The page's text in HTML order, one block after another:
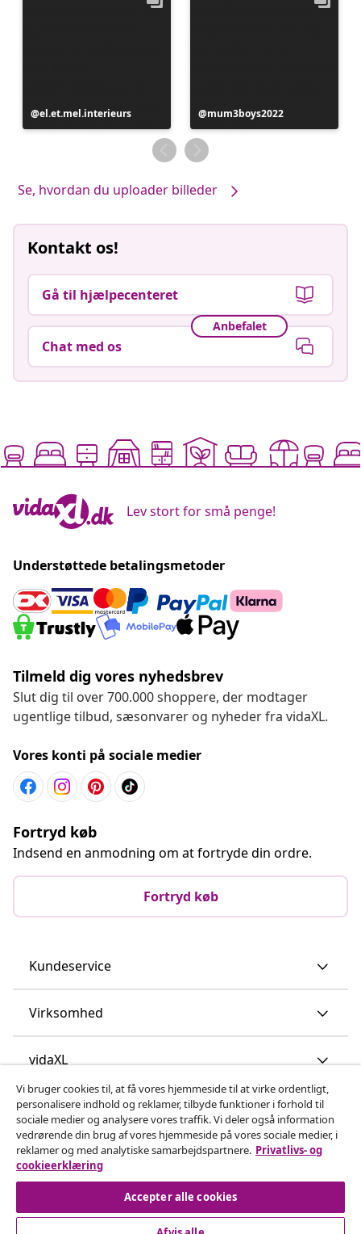
Opslag
offentliggjort
el.et.mel.interieurs
Opslag
offentliggjort
af
mum3boys2022
Se, hvordan du uploader billeder
Kontakt os!
Gå til hjælpecenteret
Anbefalet
Chat med os
Lev stort for små penge!
Understøttede betalingsmetoder
Tilmeld dig vores nyhedsbrev
Slut dig til over 700.000 shoppere, der modtager
ugentlige tilbud, sæsonvarer og nyheder fra vidaXL.
Vores konti på sociale medier
Fortryd køb
Indsend en anmodning om at fortryde din ordre.
Fortryd køb
Kundeservice
Virksomhed
vidaXL
Opdag mere
Vi bruger cookies til, at få vores hjemmeside til at virke ordentligt,
personalisere indhold og reklamer, tilbyde funktioner i forhold til
sociale medier og analysere vores traffik. Vi deler også information
vedrørende din brug af vores hjemmeside på vores sociale medier, i
reklamer og med analytiske samarbejdspartnere. Privatlivs- og
cookieerklæring
Accepter alle cookies